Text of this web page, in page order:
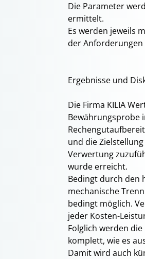
Die Parameter
ermittelt.
Es werden jeweils
der
Ergebnisse und
Die Firma KILIA
Bewährungsprobe
und die
Verwertung
wurde erreicht.
Bedingt durch den
mechanische
bedingt möglich.
jeder Kosten-
Folglich werden
komplett, wie es
Damit wird auch